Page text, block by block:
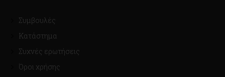
Συμβουλές
Κατάστημα
Συχνές ερωτήσεις
Όροι χρήσης